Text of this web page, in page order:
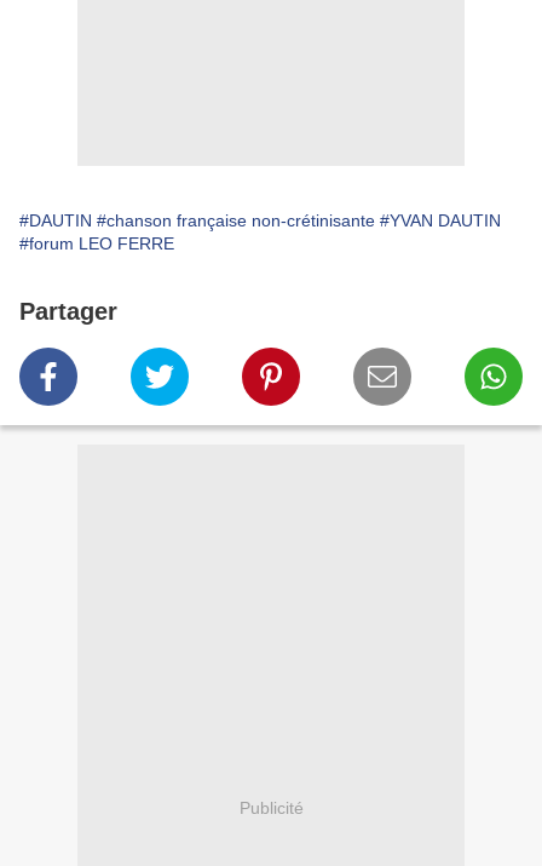
#DAUTIN #chanson française non-crétinisante #YVAN DAUTIN
#forum LEO FERRE
Partager
Publicité